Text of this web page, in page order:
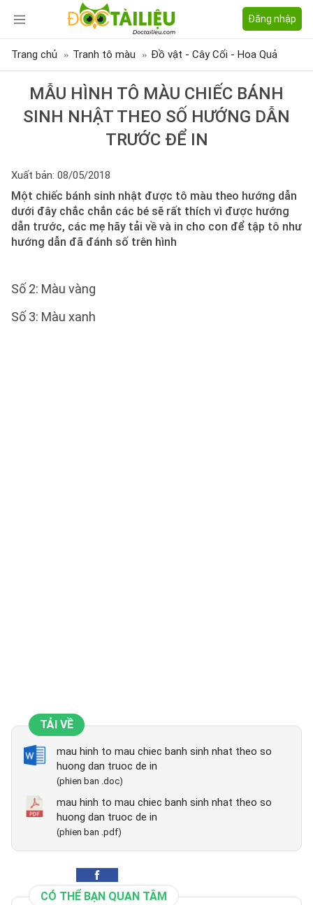
Đăng nhập
Trang chủ Tranh tô màu Đồ vật - Cây Cối - Hoa Quả
MẪU HÌNH TÔ MÀU CHIẾC BÁNH
SINH NHẬT THEO SỐ HƯỚNG DẪN
TRƯỚC ĐỂ IN
Xuất bản: 08/05/2018
Một chiếc bánh sinh nhật được tô màu theo hướng dẫn
dưới đây chắc chắn các bé sẽ rất thích vì được hướng
dẫn trước, các mẹ hãy tải về và in cho con để tập tô như
hướng dẫn đã đánh số trên hình
Số 2: Màu vàng
Số 3: Màu xanh
TẢI VỀ
mau hinh to mau chiec banh sinh nhat theo so
huong dan truoc de in
(phien ban .doc)
mau hinh to mau chiec banh sinh nhat theo so
huong dan truoc de in
(phien ban .pdf)
CÓ THỂ BẠN QUAN TÂM